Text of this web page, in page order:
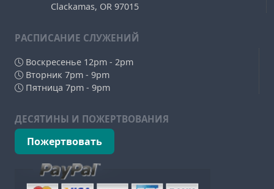
Clackamas, OR 97015
РAСПИСАНИЕ СЛУЖЕНИЙ
Воскресенье 12pm - 2pm
Вторник 7pm - 9pm
Пятница 7pm - 9pm
ДЕСЯТИНЫ И ПОЖЕРТВОВАНИЯ
Пожертвовать